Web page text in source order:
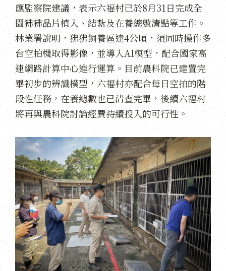
應監察院建議，表示六福村已於8月31日完成全
園狒狒晶片植入、結紮及在養總數清點等工作。
林業署說明，狒狒飼養區達4公頃，須同時操作多
台空拍機取得影像，並導入AI模型，配合國家高
速網路計算中心進行運算。目前農科院已建置完
畢初步的辨識模型，六福村亦配合每日空拍的階
段性任務，在養總數也已清查完畢，後續六福村
將再與農科院討論經費持續投入的可行性。